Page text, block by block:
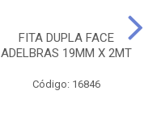
FITA DUPLA FACE
ADELBRAS 19MM X 2MT
Código: 16846